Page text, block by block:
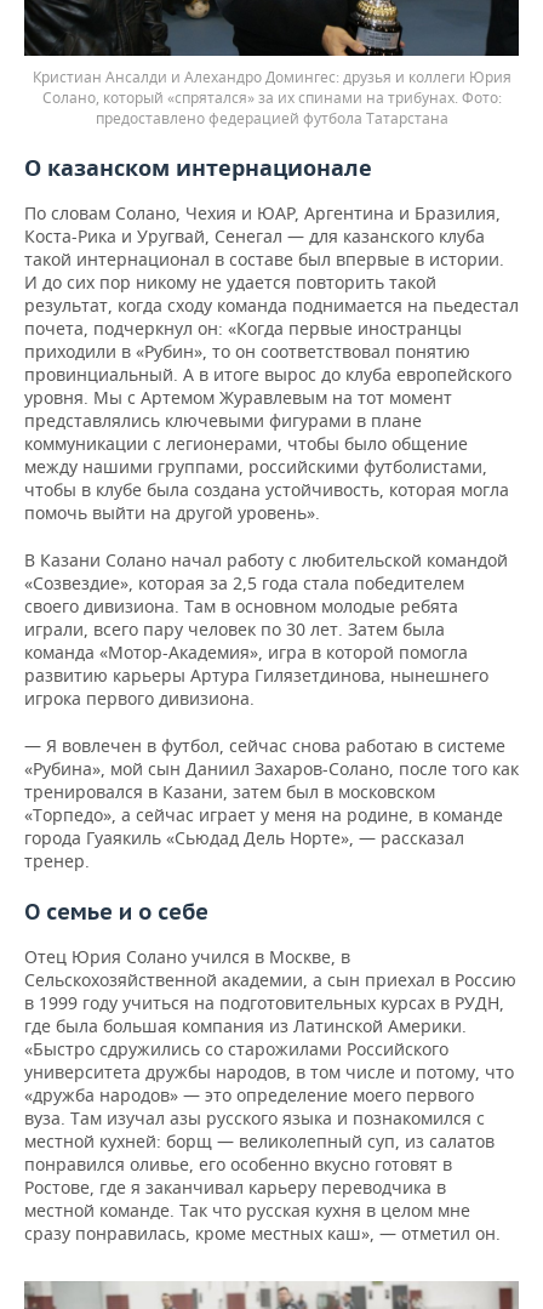
Кристиан Ансалди и Алехандро Домингес: друзья и коллеги Юрия
Солано, который «спрятался» за их спинами на трибунах.
предоставлено федерацией футбола Татарстана
О казанском интернационале
По словам Солано, Чехия и ЮАР, Аргентина и Бразилия,
Коста-Рика и Уругвай, Сенегал — для казанского клуба
такой интернационал в составе был впервые в истории.
И до сих пор никому не удается повторить такой
результат, когда сходу команда поднимается на пьедестал
почета, подчеркнул он: «Когда первые иностранцы
приходили в «Рубин», то он соответствовал понятию
провинциальный. А в итоге вырос до клуба европейского
уровня. Мы с Артемом Журавлевым на тот момент
представлялись ключевыми фигурами в плане
коммуникации с легионерами, чтобы было общение
между нашими группами, российскими футболистами,
чтобы в клубе была создана устойчивость, которая могла
помочь выйти на другой уровень».
В Казани Солано начал работу с любительской командой
«Созвездие», которая за 2,5 года стала победителем
своего дивизиона. Там в основном молодые ребята
играли, всего пару человек по 30 лет. Затем была
команда «Мотор-Академия», игра в которой помогла
развитию карьеры Артура Гилязетдинова, нынешнего
игрока первого дивизиона.
— Я вовлечен в футбол, сейчас снова работаю в системе
«Рубина», мой сын Даниил Захаров-Солано, после того как
тренировался в Казани, затем был в московском
«Торпедо», а сейчас играет у меня на родине, в команде
города Гуаякиль «Сьюдад Дель Норте», — рассказал
тренер.
О семье и о себе
Отец Юрия Солано учился в Москве, в
Сельскохозяйственной академии, а сын приехал в Россию
в 1999 году учиться на подготовительных курсах в РУДН,
где была большая компания из Латинской Америки.
«Быстро сдружились со старожилами Российского
университета дружбы народов, в том числе и потому, что
«дружба народов» — это определение моего первого
вуза. Там изучал азы русского языка и познакомился с
местной кухней: борщ — великолепный суп, из салатов
понравился оливье, его особенно вкусно готовят в
Ростове, где я заканчивал карьеру переводчика в
местной команде. Так что русская кухня в целом мне
сразу понравилась, кроме местных каш», — отметил он.